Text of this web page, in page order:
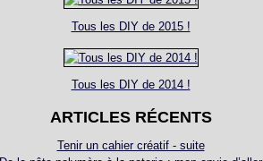
Tous les DIY de 2015 !
Tous les DIY de 2014 !
ARTICLES RÉCENTS
Tenir un cahier créatif - suite